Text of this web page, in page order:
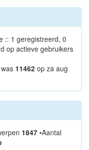
:: 1 geregistreerd, 0
op actieve gebruikers
11462 op za aug
1847 •Aantal